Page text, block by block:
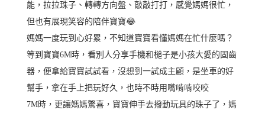
能，拉拉珠子、轉轉方向盤、敲敲打打，感覺媽媽很忙，
但也有展現笑容的陪伴寶寶😂
媽媽一度玩到心好累，不知道寶寶看懂媽媽在忙什麼嗎？
等到寶寶6M時，看別人分享手機和槌子是小孩大愛的固齒
器，便拿給寶寶試試看，沒想到一試成主顧，是坐車的好
幫手，拿在手上把玩好久，也時不時用嘴啃啃咬咬
7M時，更讓媽媽驚喜，寶寶伸手去撥動玩具的珠子了，媽